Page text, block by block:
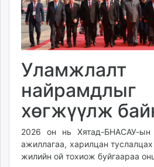
Уламжлалт
хөгжүүлж
2026 он нь Хятад-БНАСАУ-
ажиллагаа, харилцан
жилийн ой тохиож буйгаараа